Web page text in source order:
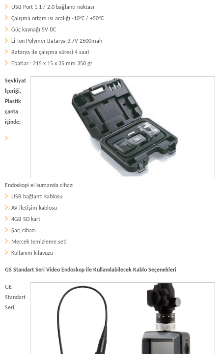
USB Port 1.1 / 2.0 bağlantı noktası
Çalışma ortam ısı aralığı -10°C / +50°C
Güç kaynağı 5V DC
Li-Ion Polymer Batarya 3.7V 2500mah
Batarya ile çalışma süresi 4 saat
Ebatlar : 215 x 15 x 35 mm 350 gr
Sevkiyat
İçeriği,
Plastik
çanta
içinde;
Endoskopi el kumanda cihazı
USB bağlantı kablosu
AV iletişim kablosu
4GB SD kart
Şarj cihazı
Mercek temizleme seti
Kullanım kılavuzu
GS Standart Seri Video Endoskop ile Kullanılabilecek Kablo Seçenekleri
GE
Standart
Seri